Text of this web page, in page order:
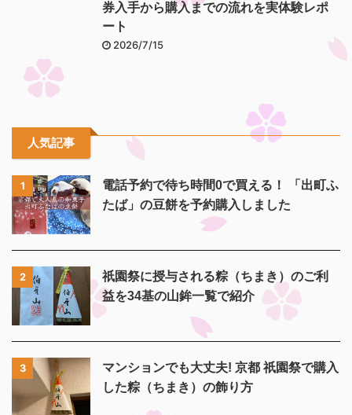
券入手から購入までの流れを実体験レポ
ート
2026/7/15
人気記事
1
電話予約で待ち時間0で買える！ 「出町ふ
たば」の豆餅を予約購入しました
2
祇園祭に授与される粽（ちまき）のご利
益を34基の山鉾一覧で紹介
3
マンションでも大丈夫! 京都 祇園祭で購入
した粽（ちまき）の飾り方